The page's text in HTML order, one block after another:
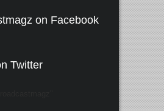
on Facebook
Twitter